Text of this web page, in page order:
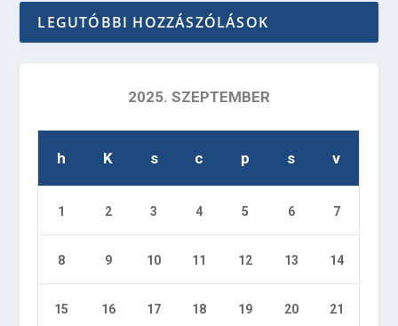
LEGUTÓBBI HOZZÁSZÓLÁSOK
2025. SZEPTEMBER
h K s c p s v
1 2 3 4 5 6 7
8 9 10 11 12 13 14
15 16 17 18 19 20 21